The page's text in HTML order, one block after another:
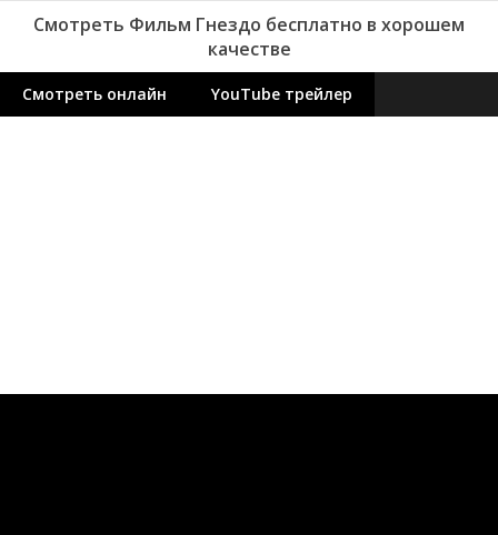
Смотреть Фильм Гнездо бесплатно в хорошем
качестве
Смотреть онлайн YouTube трейлер